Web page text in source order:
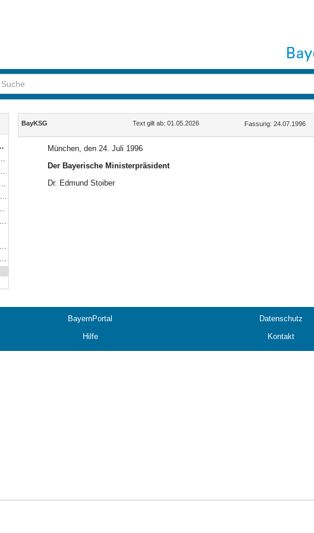
Inhalt
BayKSG Text gilt ab: 01.05.2026 Fassung: 24.07.1996
München, den 24. Juli 1996
Der Bayerische Ministerpräsident
Dr. Edmund Stoiber
BayernPortal Datenschutz
Hilfe Kontakt